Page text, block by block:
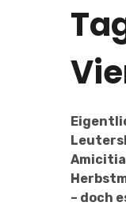
Amicitia
– doch